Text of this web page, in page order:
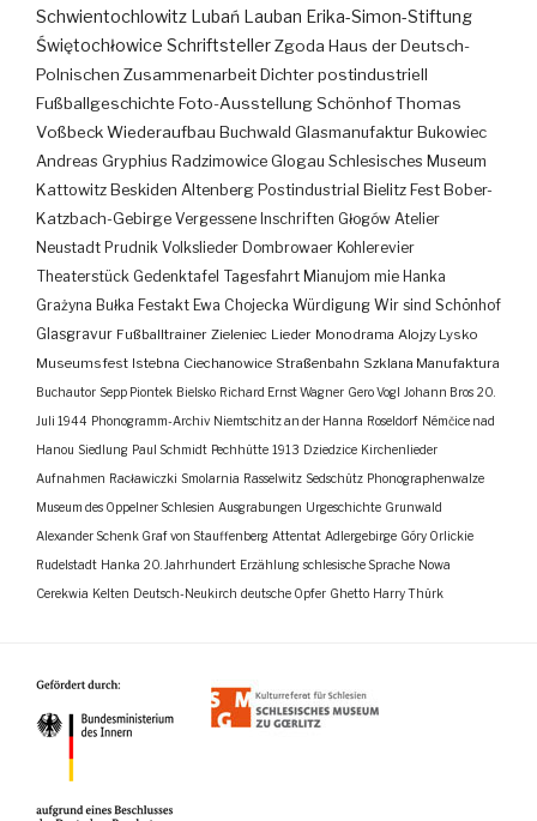
Schwientochlowitz
Lubań Lauban Erika-Simon-Stiftung
Świętochłowice SchriftstellerZgoda Haus der Deutsch-
Polnischen ZusammenarbeitDichterpostindustriell
Fußballgeschichte Foto-AusstellungSchönhofThomas
VoßbeckWiederaufbau Buchwald Glasmanufaktur Bukowiec
Andreas Gryphius Radzimowice Glogau Schlesisches Museum
Kattowitz Beskiden Altenberg Postindustrial Bielitz Fest Bober-
Katzbach-Gebirge Vergessene Inschriften Głogów Atelier
Neustadt Prudnik Volkslieder Dombrowaer Kohlerevier
Theaterstück Gedenktafel Tagesfahrt Mianujom mie Hanka
Grażyna Bułka Festakt Ewa Chojecka Würdigung Wir sind Schönhof
Glasgravur Fußballtrainer Zieleniec Lieder Monodrama Alojzy Lysko
Museumsfest Istebna Ciechanowice Straßenbahn Szklana Manufaktura
Buchautor Sepp Piontek Bielsko Richard Ernst Wagner Gero Vogl Johann Bros 20.
Juli 1944 Phonogramm-Archiv Niemtschitz an der Hanna Roseldorf Némčice nad
Hanou Siedlung Paul Schmidt Pechhütte 1913 Dziedzice Kirchenlieder
Aufnahmen Racławiczki Smolarnia Rasselwitz Sedschütz Phonographenwalze
Museum des Oppelner Schlesien Ausgrabungen Urgeschichte Grunwald
Alexander Schenk Graf von Stauffenberg Attentat Adlergebirge Góry Orlickie
Rudelstadt Hanka 20. Jahrhundert Erzählung schlesische Sprache Nowa
Cerekwia Kelten Deutsch-Neukirch deutsche Opfer Ghetto Harry Thürk